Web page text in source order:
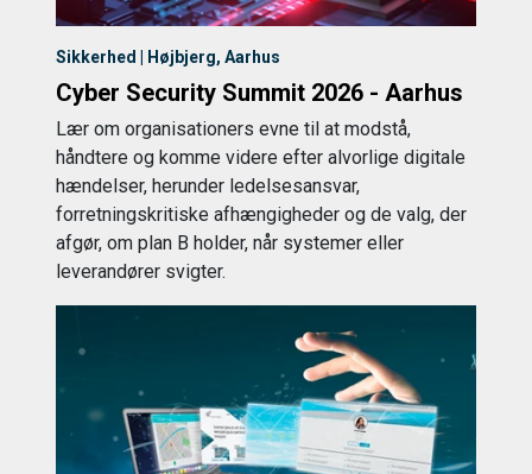
Sikkerhed | Højbjerg, Aarhus
Cyber Security Summit 2026 - Aarhus
Lær om organisationers evne til at modstå,
håndtere og komme videre efter alvorlige digitale
hændelser, herunder ledelsesansvar,
forretningskritiske afhængigheder og de valg, der
afgør, om plan B holder, når systemer eller
leverandører svigter.